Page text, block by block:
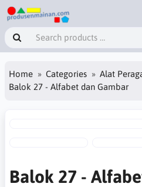
Home Categories
Alat
Balok 27 - Alfabet dan Gambar
Balok 27 -